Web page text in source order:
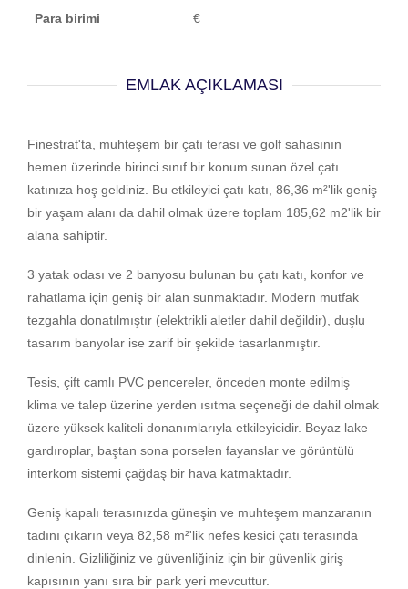
Para birimi €
EMLAK AÇIKLAMASI
Finestrat'ta, muhteşem bir çatı terası ve golf sahasının
hemen üzerinde birinci sınıf bir konum sunan özel çatı
katınıza hoş geldiniz. Bu etkileyici çatı katı, 86,36 m²'lik geniş
bir yaşam alanı da dahil olmak üzere toplam 185,62 m2'lik bir
alana sahiptir.
3 yatak odası ve 2 banyosu bulunan bu çatı katı, konfor ve
rahatlama için geniş bir alan sunmaktadır. Modern mutfak
tezgahla donatılmıştır (elektrikli aletler dahil değildir), duşlu
tasarım banyolar ise zarif bir şekilde tasarlanmıştır.
Tesis, çift camlı PVC pencereler, önceden monte edilmiş
klima ve talep üzerine yerden ısıtma seçeneği de dahil olmak
üzere yüksek kaliteli donanımlarıyla etkileyicidir. Beyaz lake
gardıroplar, baştan sona porselen fayanslar ve görüntülü
interkom sistemi çağdaş bir hava katmaktadır.
Geniş kapalı terasınızda güneşin ve muhteşem manzaranın
tadını çıkarın veya 82,58 m²'lik nefes kesici çatı terasında
dinlenin. Gizliliğiniz ve güvenliğiniz için bir güvenlik giriş
kapısının yanı sıra bir park yeri mevcuttur.